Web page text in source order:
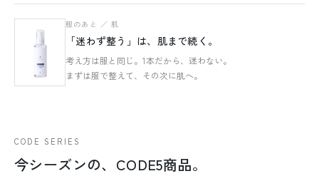
服のあと ／ 肌
「迷わず整う」は、肌まで続く。
考え方は服と同じ。1本だから、迷わない。
まずは服で整えて、その次に肌へ。
CODE SERIES
今シーズンの、CODE5商品。